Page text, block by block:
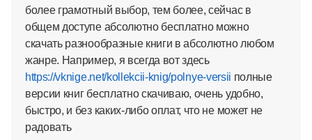
более грамотный выбор, тем более, сейчас в
общем доступе абсолютно бесплатно можно
скачать разнообразные книги в абсолютно любом
жанре. Например, я всегда вот здесь
https://vknige.net/kollekcii-knig/polnye-versii полные
версии книг бесплатно скачиваю, очень удобно,
быстро, и без каких-либо оплат, что не может не
радовать